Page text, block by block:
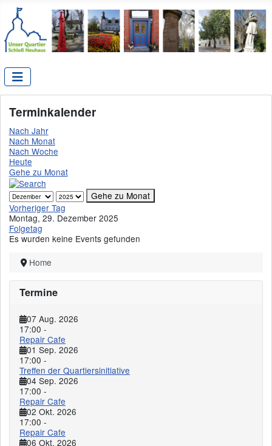
Terminkalender
Nach Jahr
Nach Monat
Nach Woche
Heute
Gehe zu Monat
Gehe zu Monat
Vorheriger Tag
Montag, 29. Dezember 2025
Folgetag
Es wurden keine Events gefunden
Home
Termine
07 Aug. 2026
17:00 -
Repair Cafe
01 Sep. 2026
17:00 -
Treffen der Quartiersinitiative
04 Sep. 2026
17:00 -
Repair Cafe
02 Okt. 2026
17:00 -
Repair Cafe
06 Okt. 2026